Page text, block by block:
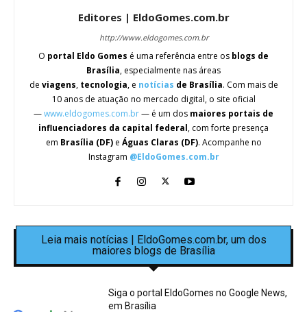
Editores | EldoGomes.com.br
http://www.eldogomes.com.br
O portal Eldo Gomes é uma referência entre os blogs de
Brasília, especialmente nas áreas
de viagens, tecnologia, e notícias de Brasília. Com mais de
10 anos de atuação no mercado digital, o site oficial
—www.eldogomes.com.br— é um dos maiores portais de
influenciadores da capital federal, com forte presença
em Brasília (DF)e Águas Claras (DF). Acompanhe no
Instagram @EldoGomes.com.br
Leia mais notícias | EldoGomes.com.br, um dos
maiores blogs de Brasília
Siga o portal EldoGomes no Google News,
em Brasília